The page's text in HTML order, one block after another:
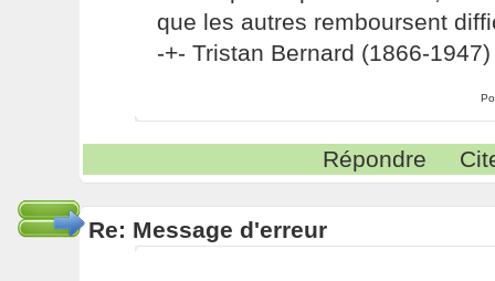
que les autres remboursent
-+- Tristan Bernard (1866-1947)
Répondre
Re: Message d'erreur